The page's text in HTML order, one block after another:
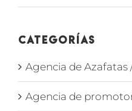
Categorías
Agencia de Azafatas
Agencia de